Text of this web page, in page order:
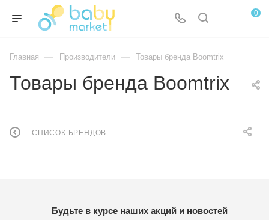
0
Главная — Производители — Товары бренда Boomtrix
Товары бренда Boomtrix
СПИСОК БРЕНДОВ
Будьте в курсе наших акций и новостей